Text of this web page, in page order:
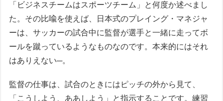
「ビジネスチームはスポーツチーム」と何度か述べまし
た。その比喩を使えば、日本式のプレイング・マネジャ
ーは、サッカーの試合中に監督が選手と一緒に走ってボ
ールを蹴っているようなものなのです。本来的にはそれ
はありえない─。
監督の仕事は、試合のときにはピッチの外から見て、
「こうしよう、ああしよう」と指示することです。練習